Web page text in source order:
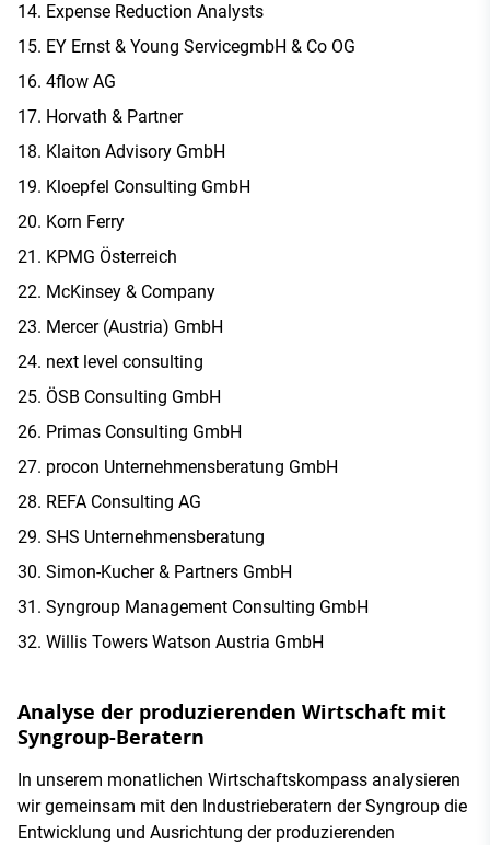
Expense Reduction Analysts
EY Ernst & Young ServicegmbH & Co OG
4flow AG
Horvath & Partner
Klaiton Advisory GmbH
Kloepfel Consulting GmbH
Korn Ferry
KPMG Österreich
McKinsey & Company
Mercer (Austria) GmbH
next level consulting
ÖSB Consulting GmbH
Primas Consulting GmbH
procon Unternehmensberatung GmbH
REFA Consulting AG
SHS Unternehmensberatung
Simon-Kucher & Partners GmbH
Syngroup Management Consulting GmbH
Willis Towers Watson Austria GmbH
Analyse der produzierenden Wirtschaft mit
Syngroup-Beratern
In unserem monatlichen Wirtschaftskompass analysieren
wir gemeinsam mit den Industrieberatern der Syngroup die
Entwicklung und Ausrichtung der produzierenden